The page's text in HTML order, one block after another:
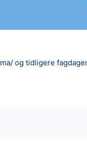
og tidligere